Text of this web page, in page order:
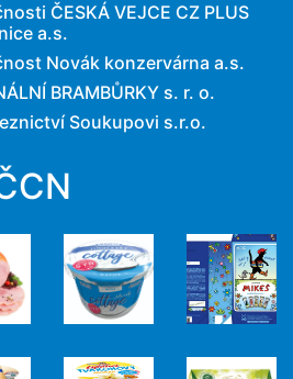
ČESKÁ VEJCE CZ PLUS
a.s.
Novák konzervárna a.s.
BRAMBŮRKY s. r. o.
Soukupovi s.r.o.